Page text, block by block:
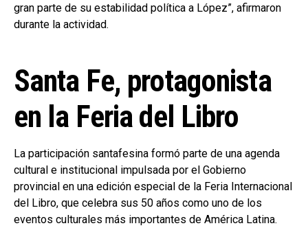
gran parte de su estabilidad política a López”, afirmaron
durante la actividad.
Santa Fe, protagonista
en la Feria del Libro
La participación santafesina formó parte de una agenda
cultural e institucional impulsada por el Gobierno
provincial en una edición especial de la Feria Internacional
del Libro, que celebra sus 50 años como uno de los
eventos culturales más importantes de América Latina.